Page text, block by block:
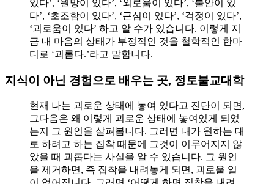
있다’, ‘원망이 있다’, ‘외로움이 있다’, ‘불안이 있
다’, ‘초조함이 있다’, ‘근심이 있다’, ‘걱정이 있다’,
‘괴로움이 있다’ 하고 알 수가 있습니다. 이렇게 지
금 내 마음의 상태가 부정적인 것을 철학적인 한마
디로 ‘괴롭다.’라고 말합니다.
지식이 아닌 경험으로 배우는 곳, 정토불교대학
현재 나는 괴로운 상태에 놓여 있다고 진단이 되면,
그다음은 왜 이렇게 괴로운 상태에 놓여있게 되었
는지 그 원인을 살펴봅니다. 그러면 내가 원하는 대
로 하려고 하는 집착 때문에 그것이 이루어지지 않
았을 때 괴롭다는 사실을 알 수 있습니다. 그 원인
을 제거하면, 즉 집착을 내려놓게 되면, 괴로울 일